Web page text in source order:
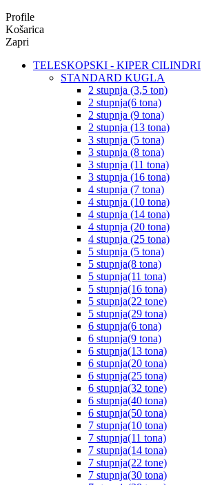
Profile
Košarica
Zapri
TELESKOPSKI - KIPER CILINDRI
STANDARD KUGLA
2 stupnja (3,5 ton)
2 stupnja(6 tona)
2 stupnja (9 tona)
2 stupnja (13 tona)
3 stupnja (5 tona)
3 stupnja (8 tona)
3 stupnja (11 tona)
3 stupnja (16 tona)
4 stupnja (7 tona)
4 stupnja (10 tona)
4 stupnja (14 tona)
4 stupnja (20 tona)
4 stupnja (25 tona)
5 stupnja (5 tona)
5 stupnja(8 tona)
5 stupnja(11 tona)
5 stupnja(16 tona)
5 stupnja(22 tone)
5 stupnja(29 tona)
6 stupnja(6 tona)
6 stupnja(9 tona)
6 stupnja(13 tona)
6 stupnja(20 tona)
6 stupnja(25 tona)
6 stupnja(32 tone)
6 stupnja(40 tona)
6 stupnja(50 tona)
7 stupnja(10 tona)
7 stupnja(11 tona)
7 stupnja(14 tona)
7 stupnja(22 tone)
7 stupnja(30 tona)